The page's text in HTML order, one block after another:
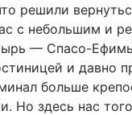
решили
с небольшим и
— Спасо-
и давно
больше
Но здесь нас того